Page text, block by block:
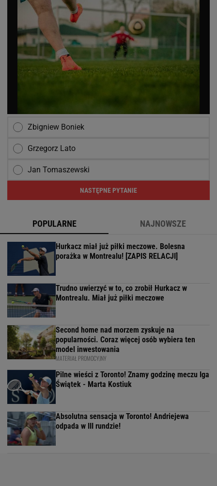
Zbigniew Boniek
Grzegorz Lato
Jan Tomaszewski
NASTĘPNE PYTANIE
POPULARNE NAJNOWSZE
Hurkacz miał już piłki meczowe. Bolesna
porażka w Montrealu! [ZAPIS RELACJI]
Trudno uwierzyć w to, co zrobił Hurkacz w
Montrealu. Miał już piłki meczowe
Second home nad morzem zyskuje na
popularności. Coraz więcej osób wybiera ten
model inwestowania
MATERIAŁ PROMOCYJNY
Pilne wieści z Toronto! Znamy godzinę meczu Iga
Świątek - Marta Kostiuk
Absolutna sensacja w Toronto! Andriejewa
odpada w III rundzie!